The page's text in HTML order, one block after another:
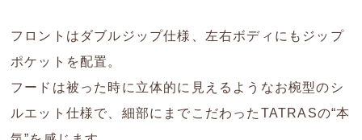
フロントはダブルジップ仕様、左右ボディにもジップ
ポケットを配置。
フードは被った時に立体的に見えるようなお椀型のシ
ルエット仕様で、細部にまでこだわったTATRASの“本